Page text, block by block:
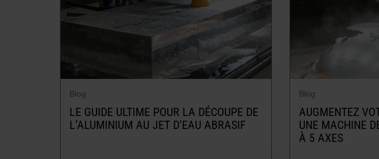
Blog
LE GUIDE ULTIME POUR LA DÉCOUPE DE
L’ALUMINIUM AU JET D'EAU ABRASIF
Blog
AUGMENTEZ
UNE MACHINE
À 5 AXES